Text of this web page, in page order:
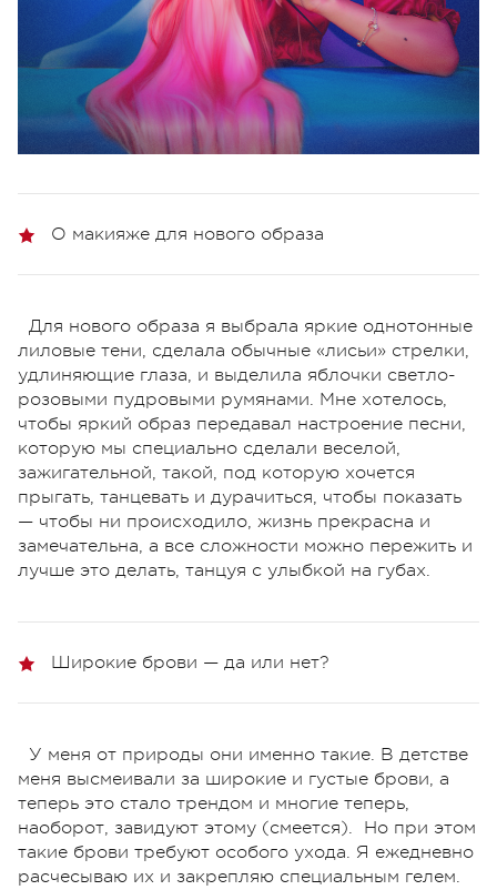
О макияже для нового образа
Для нового образа я выбрала яркие однотонные
лиловые тени, сделала обычные «лисьи» стрелки,
удлиняющие глаза, и выделила яблочки светло-
розовыми пудровыми румянами. Мне хотелось,
чтобы яркий образ передавал настроение песни,
которую мы специально сделали веселой,
зажигательной, такой, под которую хочется
прыгать, танцевать и дурачиться, чтобы показать
— чтобы ни происходило, жизнь прекрасна и
замечательна, а все сложности можно пережить и
лучше это делать, танцуя с улыбкой на губах.
Широкие брови — да или нет?
У меня от природы они именно такие. В детстве
меня высмеивали за широкие и густые брови, а
теперь это стало трендом и многие теперь,
наоборот, завидуют этому (смеется). Но при этом
такие брови требуют особого ухода. Я ежедневно
расчесываю их и закрепляю специальным гелем.